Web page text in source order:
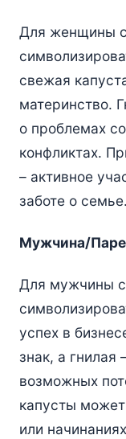
Для женщины
свежая
материнство.
о проблемах
конфликтах.
– активное
заботе о семье.
Мужчина/
Для мужчины
успех в
знак, а
возможных
капусты
или